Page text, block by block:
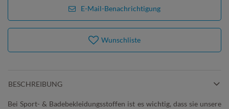
E-Mail-Benachrichtigung
Wunschliste
BESCHREIBUNG
Bei Sport- & Badebekleidungsstoffen ist es wichtig, dass sie unsere